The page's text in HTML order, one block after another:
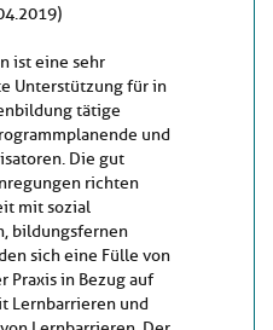
ist eine sehr
Unterstützung für in
tätige
und
Die gut
richten
mit sozial
bildungsfernen
sich eine Fülle von
Praxis in Bezug auf
Lernbarrieren und